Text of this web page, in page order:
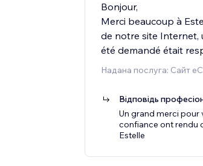
Bonjour,
Merci beaucoup à
de notre site Internet,
été demandé était
Надана послуга: Сайт
Відповідь
Un grand merci pour
confiance ont rendu
Estelle